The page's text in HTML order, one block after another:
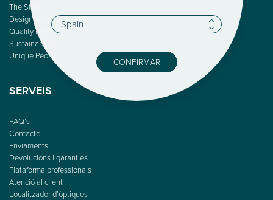
The Story
Design & Color
Quality First
Sustainability
Unique People
SERVEIS
FAQ’s
Contacte
Enviaments
Devolucions i garanties
Plataforma professionals
Atenció al client
Localitzador d’òptiques
CONFIRMAR